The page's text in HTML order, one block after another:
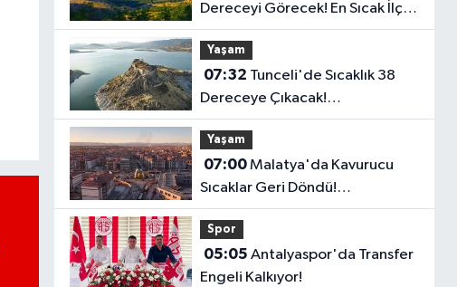
Dereceyi Görecek! En Sıcak İlçe
Belli Oldu..
Yaşam
07:32
Dereceye Çıkacak!
Meteorolojiden Yeni Tahmin
Yaşam
07:00Malatya'da Kavurucu
Sıcaklar Geri Döndü!
Termometreler 39 Dereceyi
Gösterecek..
Spor
05:05
Engeli Kalkıyor!